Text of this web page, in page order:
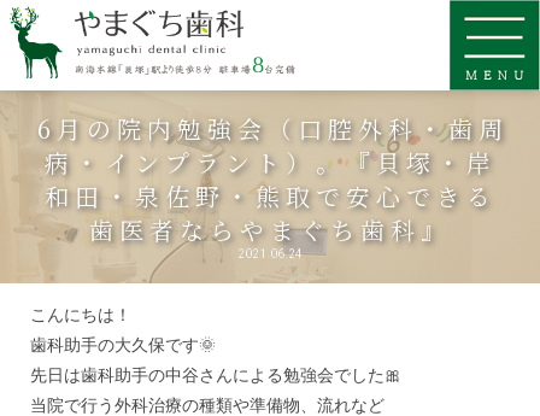
6月の院内勉強会（口腔外科・歯周
病・インプラント）。『貝塚・岸
和田・泉佐野・熊取で安心できる
歯医者ならやまぐち歯科』
2021.06.24
こんにちは！
歯科助手の大久保です🌞
先日は歯科助手の中谷さんによる勉強会でした🎀
当院で行う外科治療の種類や準備物、流れなど